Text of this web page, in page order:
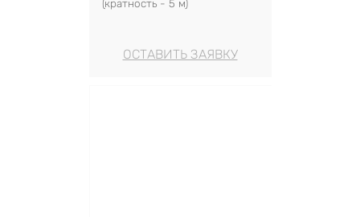
(кратность - 5 м)
ОСТАВИТЬ ЗАЯВКУ